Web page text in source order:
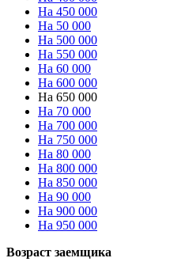
На 450 000
На 50 000
На 500 000
На 550 000
На 60 000
На 600 000
На 650 000
На 70 000
На 700 000
На 750 000
На 80 000
На 800 000
На 850 000
На 90 000
На 900 000
На 950 000
Возраст заемщика